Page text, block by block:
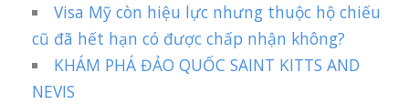
Visa Mỹ còn hiệu lực nhưng thuộc hộ chiếu
cũ đã hết hạn có được chấp nhận không?
KHÁM PHÁ ĐẢO QUỐC SAINT KITTS AND
NEVIS